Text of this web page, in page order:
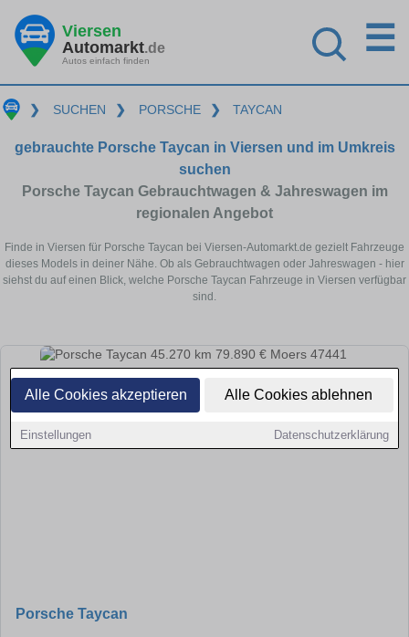
Alle Cookies akzeptieren Alle Cookies ablehnen
Einstellungen Datenschutzerklärung
Viersen
Automarkt.de
Autos einfach finden
☰
❯ SUCHEN ❯ PORSCHE ❯ TAYCAN
gebrauchte Porsche Taycan in Viersen und im Umkreis
suchen
Porsche Taycan Gebrauchtwagen & Jahreswagen im
regionalen Angebot
Finde in Viersen für Porsche Taycan bei Viersen-Automarkt.de gezielt Fahrzeuge
dieses Models in deiner Nähe. Ob als Gebrauchtwagen oder Jahreswagen - hier
siehst du auf einen Blick, welche Porsche Taycan Fahrzeuge in Viersen verfügbar
sind.
Porsche Taycan